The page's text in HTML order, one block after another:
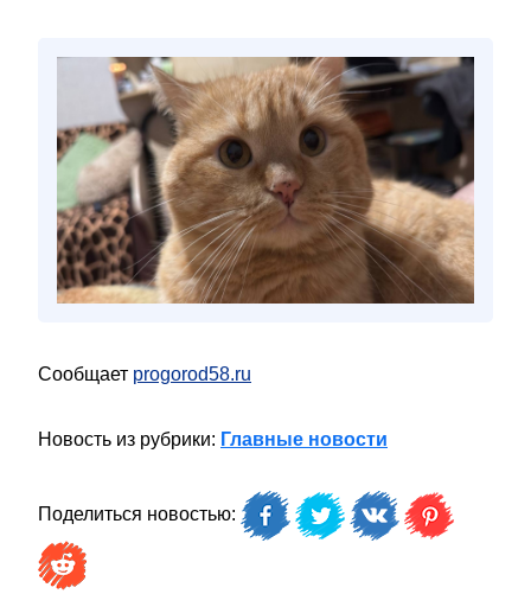
Сообщает progorod58.ru
Новость из рубрики: Главные новости
Поделиться новостью: